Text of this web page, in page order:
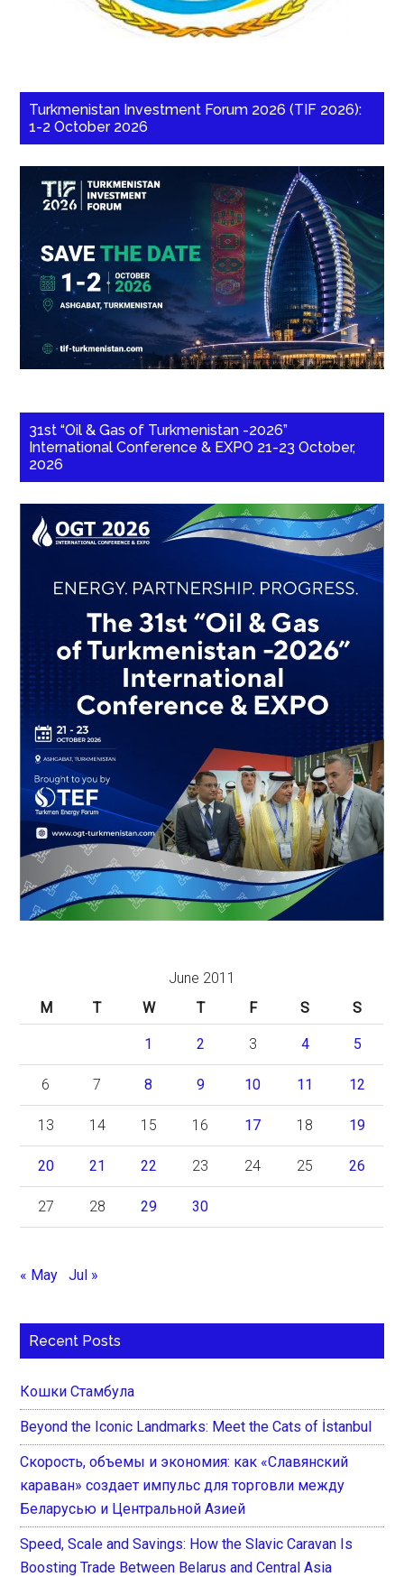
Turkmenistan Investment Forum 2026 (TIF 2026):
1-2 October 2026
31st “Oil & Gas of Turkmenistan -2026”
International Conference & EXPO 21-23 October,
2026
June 2011
M
T W T F S S
1 2 3 4 5
6 7 8 9 10 11 12
13 14 15 16 17 18 19
20 21 22 23 24 25 26
27 28 29 30
« May Jul »
Recent Posts
Кошки Стамбула
Beyond the Iconic Landmarks: Meet the Cats of İstanbul
Скорость, объемы и экономия: как «Славянский
караван» создает импульс для торговли между
Беларусью и Центральной Азией
Speed, Scale and Savings: How the Slavic Caravan Is
Boosting Trade Between Belarus and Central Asia